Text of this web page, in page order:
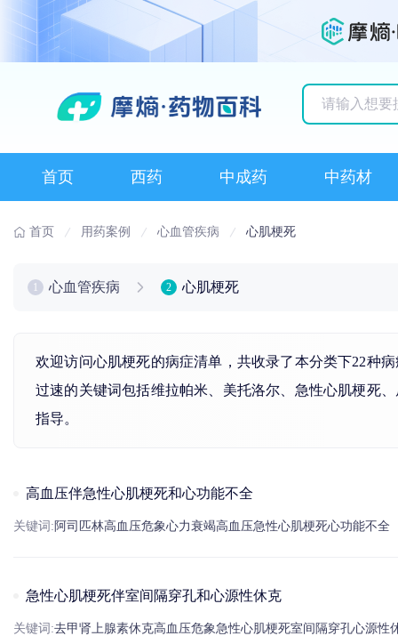
首页 西药 中成药 中药材
首页 用药案例 心血管疾病 心肌梗死
心血管疾病 2 心肌梗死
欢迎访问心肌梗死的病症清单，共收录了本分类下22种
过速的关键词包括维拉帕米 美托洛尔 、急性心肌梗死、
指导。
高血压伴急性心肌梗死和心功能不全
关键词: 阿司匹林高血压危象心力衰竭高血压急性心肌梗死心功能不全
急性心肌梗死伴室间隔穿孔和心源性休克
关键词:去甲肾上腺素休克高血压危象急性心肌梗死室间隔穿孔心源性